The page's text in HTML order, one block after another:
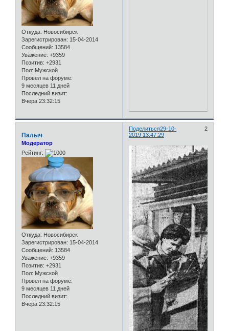
Откуда: Новосибирск
Зарегистрирован: 15-04-2014
Сообщений: 13584
Уважение: +9359
Позитив: +2931
Пол: Мужской
Провел на форуме:
9 месяцев 11 дней
Последний визит:
Вчера 23:32:15
Поделиться 2
29-10-
2019 13:47:29
Палыч
Модератор
Рейтинг:
Откуда: Новосибирск
Зарегистрирован: 15-04-2014
Сообщений: 13584
Уважение: +9359
Позитив: +2931
Пол: Мужской
Провел на форуме:
9 месяцев 11 дней
Последний визит:
Вчера 23:32:15